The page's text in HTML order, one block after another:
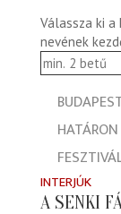
Válassza ki
nevének
INTERJÚK
A SENKI